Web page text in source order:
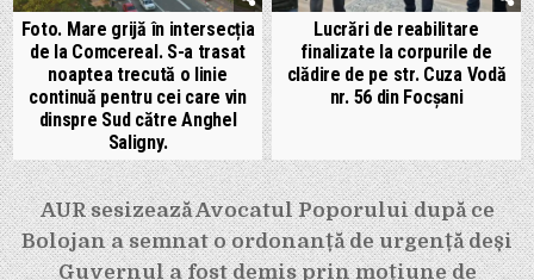
Foto. Mare grijă în intersecția
de la Comcereal. S-a trasat
noaptea trecută o linie
continuă pentru cei care vin
dinspre Sud către Anghel
Saligny.
Lucrări de reabilitare
finalizate la corpurile de
clădire de pe str. Cuza Vodă
nr. 56 din Focșani
Navigare
în
AUR sesizează Avocatul Poporului după ce
Bolojan a semnat o ordonanță de urgență deși
Guvernul a fost demis prin moțiune de